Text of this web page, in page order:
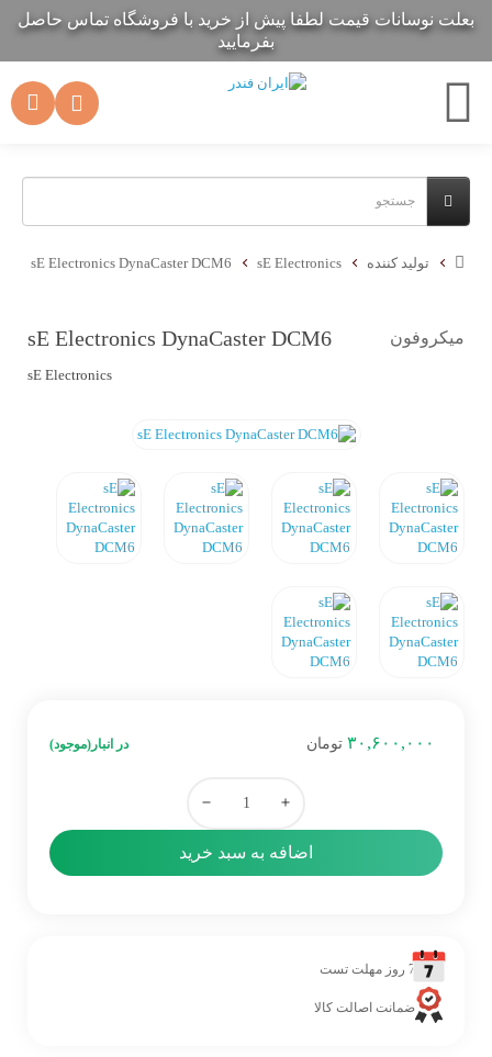
بعلت نوسانات قیمت لطفا پیش از خرید با فروشگاه تماس حاصل
بفرمایید
بعلت نوسانات قیمت لطفا پیش از خرید با فروشگاه تماس حاصل
بفرمایید
تولید کننده sE Electronics
sE Electronics DynaCaster DCM6
sE Electronics DynaCaster DCM6
sE Electronics
میکروفون
7 روز مهلت تست
ضمانت اصالت کالا
٣٠,۶٠٠,٠٠٠ تومان در انبار(موجود)
اضافه به سبد خرید